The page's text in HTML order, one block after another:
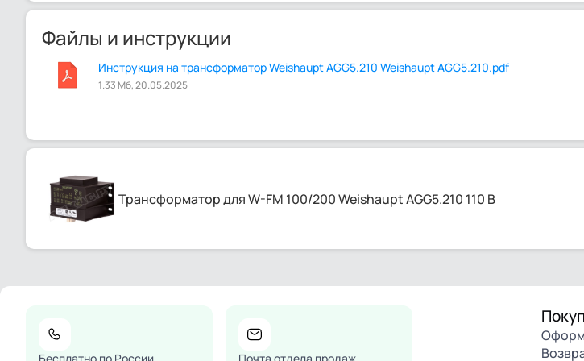
Файлы и инструкции
Инструкция на трансформатор Weishaupt AGG5.210 Weishaupt AGG5.210.pdf
1.33 Мб, 20.05.2025
Трансформатор для W-FM 100/200 Weishaupt AGG5.210 110 В